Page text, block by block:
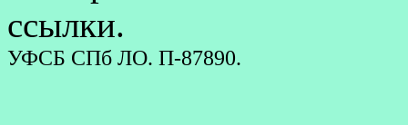
ссылки.
УФСБ СПб ЛО. П-87890.